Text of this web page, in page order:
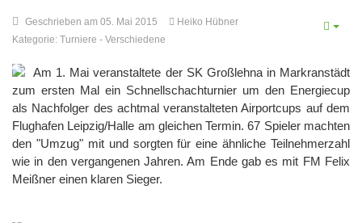
Geschrieben am 05. Mai 2015
Heiko Hübner
Kategorie: Turniere - Verschiedene
Am 1. Mai veranstaltete der SK Großlehna in Markranstädt
zum ersten Mal ein Schnellschachturnier um den Energiecup
als Nachfolger des achtmal veranstalteten Airportcups auf dem
Flughafen Leipzig/Halle am gleichen Termin. 67 Spieler machten
den "Umzug" mit und sorgten für eine ähnliche Teilnehmerzahl
wie in den vergangenen Jahren. Am Ende gab es mit FM Felix
Meißner einen klaren Sieger.